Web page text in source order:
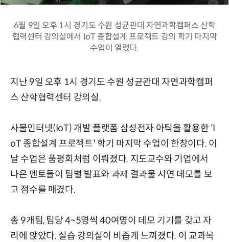
6월 9일 오후 1시 경기도 수원 성균관대 자연과학캠퍼스 산학
협력센터 강의실에서 IoT 종합설계 프로젝트 강의 학기 마지막
수업이 열렸다.
지난 9일 오후 1시 경기도 수원 성균관대 자연과학캠퍼
스 산학협력센터 강의실.
사물인터넷(IoT) 개발 플랫폼 삼성전자 아틱을 활용한 'I
oT 종합설계 프로젝트' 학기 마지막 수업이 한창이다. 이
날 수업은 품평회처럼 이뤄졌다. 지도교수와 기업에서
나온 멘토들이 팀별 발표와 과제 결과물 시연 데모를 보
고 점수를 매겼다.
총 9개팀, 팀당 4~5명씩 40여명이 데모 기기를 갖고 자
리에 앉았다. 실습 강의실이 비좁게 느껴졌다. 이 교과목